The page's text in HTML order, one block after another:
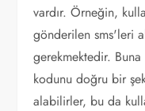
vardır. Örneğin,
gönderilen sms'leri
gerekmektedir. Buna
kodunu doğru bir
alabilirler, bu da